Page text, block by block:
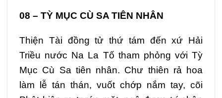
08 – TỲ MỤC CÙ SA TIÊN NHÂN
Thiện Tài đồng tử thứ tám đến xứ Hải
Triều nước Na La Tố tham phỏng với Tỳ
Mục Cù Sa tiên nhân. Chư thiên rả hoa
làm lễ tán thán, vuốt chớp nắm tay, cõi